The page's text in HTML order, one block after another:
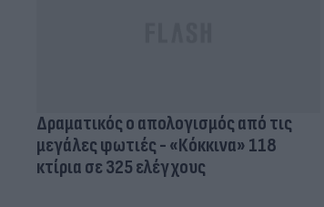
Δραματικός ο απολογισμός από τις